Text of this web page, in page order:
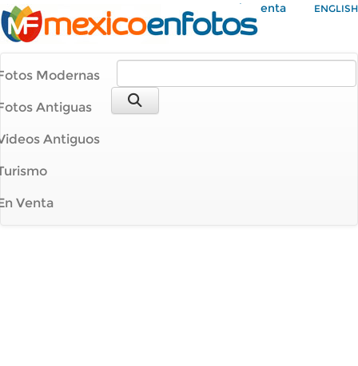
Mi Cuenta ENGLISH
Modernas
Antiguas
Antiguos
Venta